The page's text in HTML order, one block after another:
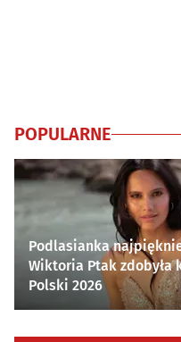
POPULARNE
Podlasianka
Wiktoria Ptak zdobyła
Polski 2026